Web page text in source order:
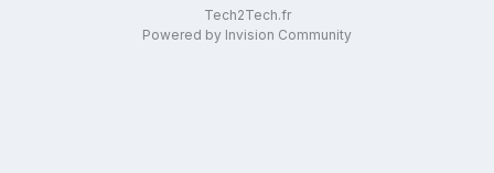
Tech2Tech.fr
Powered by Invision Community